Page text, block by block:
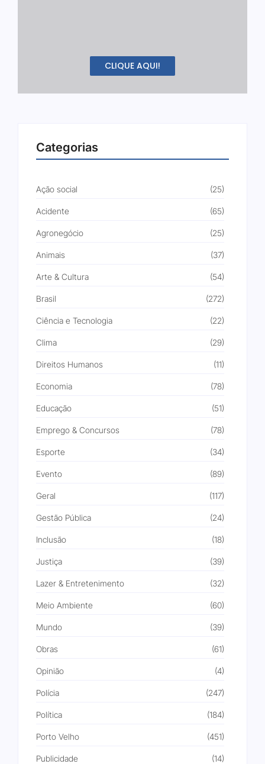
CLIQUE AQUI!
Categorias
Ação social (25)
Acidente (65)
Agronegócio (25)
Animais (37)
Arte & Cultura (54)
Brasil (272)
Ciência e Tecnologia (22)
Clima (29)
Direitos Humanos (11)
Economia (78)
Educação (51)
Emprego & Concursos (78)
Esporte (34)
Evento (89)
Geral (117)
Gestão Pública (24)
Inclusão (18)
Justiça (39)
Lazer & Entretenimento (32)
Meio Ambiente (60)
Mundo (39)
Obras (61)
Opinião (4)
Polícia (247)
Política (184)
Porto Velho (451)
Publicidade (14)